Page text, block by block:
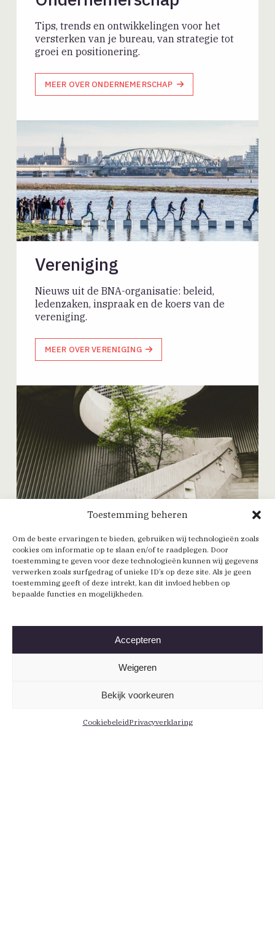
Toestemming beheren
Om de beste ervaringen te bieden, gebruiken wij technologieën zoals
cookies om informatie op te slaan en/of te raadplegen. Door
toestemming te geven voor deze technologieën kunnen wij gegevens
verwerken zoals surfgedrag of unieke ID’s op deze site. Als je geen
toestemming geeft of deze intrekt, kan dit invloed hebben op
bepaalde functies en mogelijkheden.
Accepteren
Weigeren
Bekijk voorkeuren
CookiebeleidPrivacyverklaring
Tips, trends en ontwikkelingen voor het
versterken van je bureau, van strategie tot
groei en positionering.
MEER OVER ONDERNEMERSCHAP
Vereniging
Nieuws uit de BNA-organisatie: beleid,
ledenzaken, inspraak en de koers van de
vereniging.
MEER OVER VERENIGING
Architectuur in relatie tot
maatschappelijke opgaven zoals wonen,
inclusiviteit en leefbare steden.